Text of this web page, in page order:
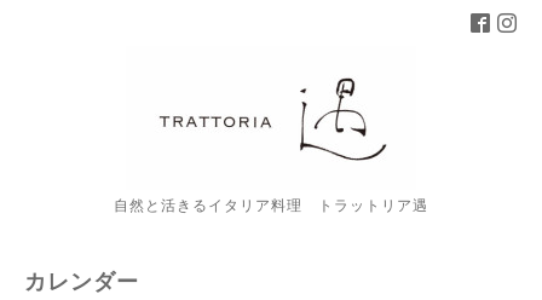
自然と活きるイタリア料理 トラットリア遇
カレンダー